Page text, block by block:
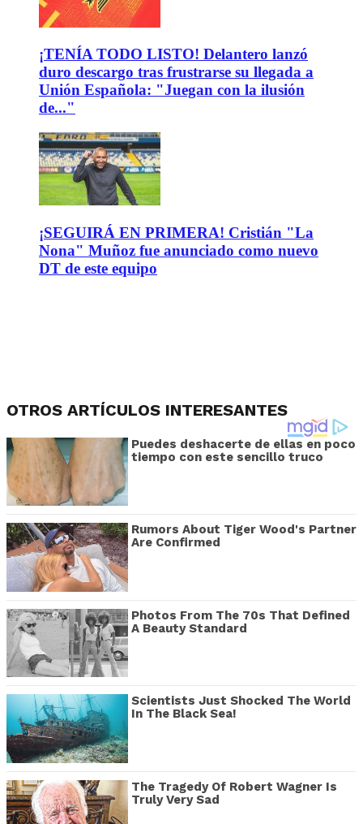
¡TENÍA TODO LISTO! Delantero lanzó
duro descargo tras frustrarse su llegada a
Unión Española: "Juegan con la ilusión
de..."
¡SEGUIRÁ EN PRIMERA! Cristián "La
Nona" Muñoz fue anunciado como nuevo
DT de este equipo
OTROS ARTÍCULOS INTERESANTES
Puedes deshacerte de ellas en poco
tiempo con este sencillo truco
Rumors About Tiger Wood's Partner
Are Confirmed
Photos From The 70s That Defined
A Beauty Standard
Scientists Just Shocked The World
In The Black Sea!
The Tragedy Of Robert Wagner Is
Truly Very Sad